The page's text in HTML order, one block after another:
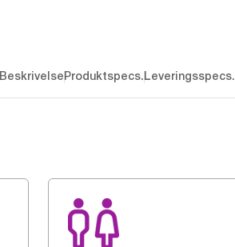
BeskrivelseProduktspecs.Leveringsspecs.